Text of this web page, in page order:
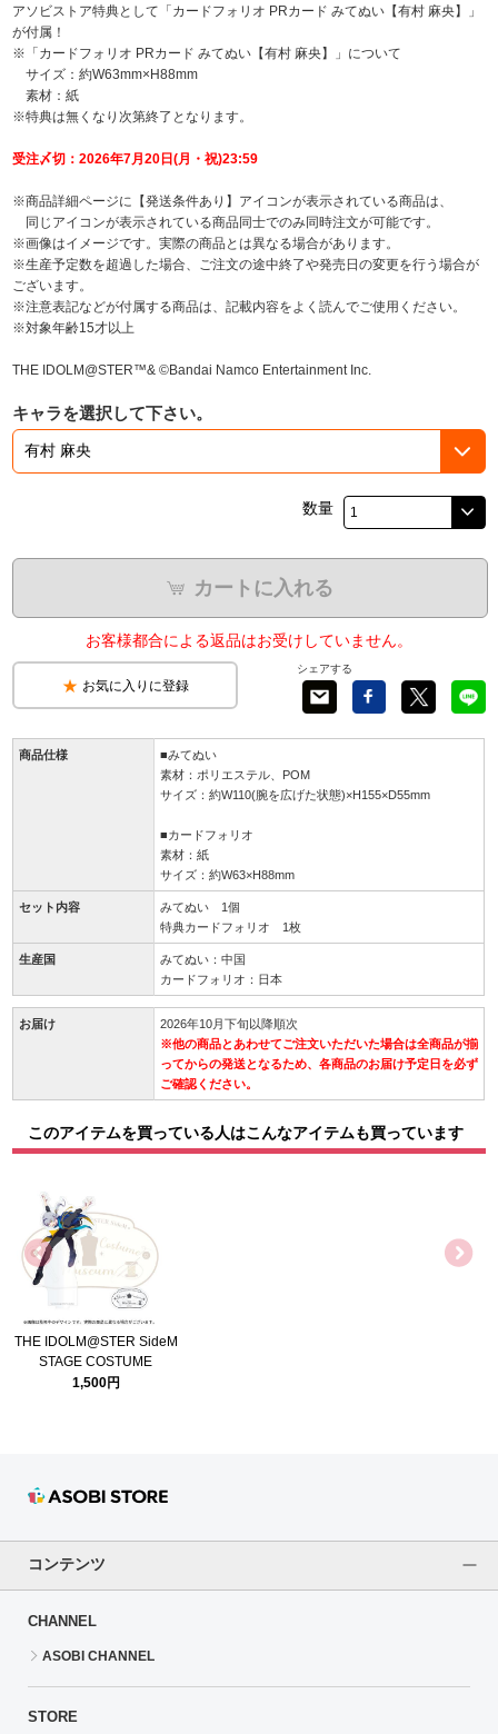
ラブライブ！スーパースター!!
アイドリッシュセブン
モフモフパレード
アソビストア特典として「カードフォリオ PRカード みてぬい【有村 麻央】」
が付属！
※「カードフォリオ PRカード みてぬい【有村 麻央】」について
サイズ：約W63mm×H88mm
素材：紙
※特典は無くなり次第終了となります。
受注〆切：2026年7月20日(月・祝)23:59
※商品詳細ページに【発送条件あり】アイコンが表示されている商品は、
同じアイコンが表示されている商品同士でのみ同時注文が可能です。
※画像はイメージです。実際の商品とは異なる場合があります。
※生産予定数を超過した場合、ご注文の途中終了や発売日の変更を行う場合が
ございます。
※注意表記などが付属する商品は、記載内容をよく読んでご使用ください。
※対象年齢15才以上
THE IDOLM@STER™& ©Bandai Namco Entertainment Inc.
キャラを選択して下さい。
数量
カートに入れる
お客様都合による返品はお受けしていません。
お気に入りに登録
シェアする
商品仕様
■みてぬい
素材：ポリエステル、POM
サイズ：約W110(腕を広げた状態)×H155×D55mm
■カードフォリオ
素材：紙
サイズ：約W63×H88mm
セット内容
みてぬい 1個
特典カードフォリオ 1枚
生産国
みてぬい：中国
カードフォリオ：日本
お届け
2026年10月下旬以降順次
※他の商品とあわせてご注文いただいた場合は全商品が揃
ってからの発送となるため、各商品のお届け予定日を必ず
ご確認ください。
このアイテムを買っている人はこんなアイテムも買っています
THE IDOLM@STER SideM
STAGE COSTUME
MUSEUM 公式アクリルス
1,500円
コンテンツ
CHANNEL
ASOBI CHANNEL
STORE